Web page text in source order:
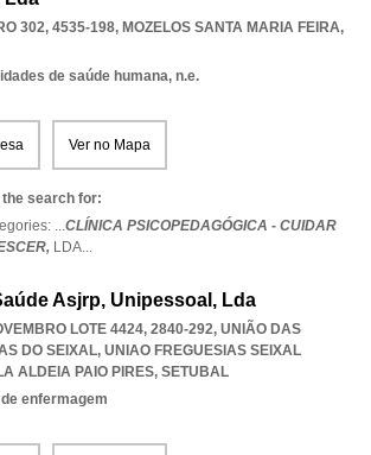
302, 4535-198, MOZELOS SANTA MARIA FEIRA,
de saúde humana, n.e.
Ver no Mapa
the search for:
...CLÍNICA PSICOPEDAGÓGICA - CUIDAR
LDA...
Asjrp, Unipessoal, Lda
LOTE 4424, 2840-292, UNIÃO DAS
DO SEIXAL, UNIAO FREGUESIAS SEIXAL
ALDEIA PAIO PIRES, SETUBAL
enfermagem